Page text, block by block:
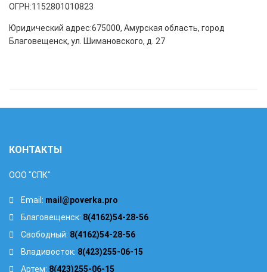
ОГРН:1152801010823
Юридический адрес:675000, Амурская область, город
Благовещенск, ул. Шимановского, д. 27
КОНТАКТЫ
ООО "СПК"
Email: mail@poverka.pro
Благовещенск: 8(4162)54-28-56
Свободный: 8(4162)54-28-56
Владивосток: 8(423)255-06-15
Артем: 8(423)255-06-15